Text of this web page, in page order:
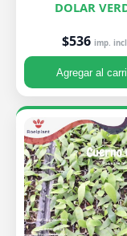
DOLAR
$536 imp.
Agregar al